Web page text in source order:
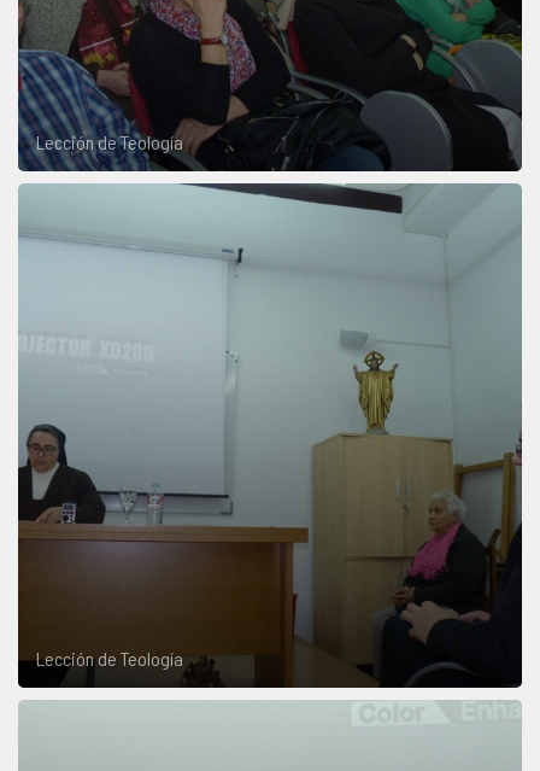
Lección de Teología
Lección de Teología